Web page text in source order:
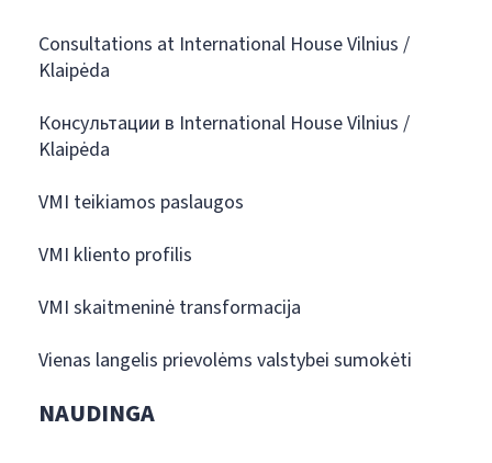
Consultations at International House Vilnius /
Klaipėda
Консультации в International House Vilnius /
Klaipėda
VMI teikiamos paslaugos
VMI kliento profilis
VMI skaitmeninė transformacija
Vienas langelis prievolėms valstybei sumokėti
NAUDINGA